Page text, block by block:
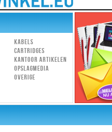
Kabels
Cartridges
Kantoor artikelen
Opslagmedia
Overige